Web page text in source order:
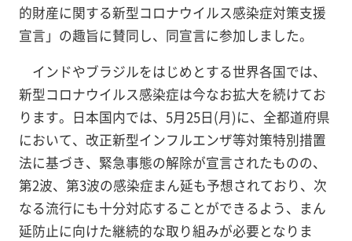
的財産に関する新型コロナウイルス感染症対策支援
宣言」の趣旨に賛同し、同宣言に参加しました。
インドやブラジルをはじめとする世界各国では、
新型コロナウイルス感染症は今なお拡大を続けてお
ります。日本国内では、5月25日(月)に、全都道府県
において、改正新型インフルエンザ等対策特別措置
法に基づき、緊急事態の解除が宣言されたものの、
第2波、第3波の感染症まん延も予想されており、次
なる流行にも十分対応することができるよう、まん
延防止に向けた継続的な取り組みが必要となりま